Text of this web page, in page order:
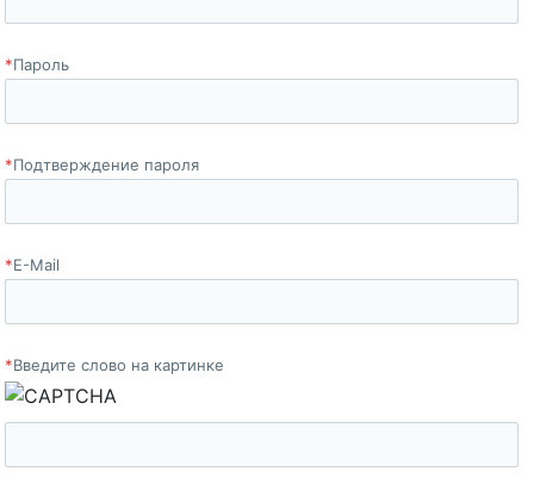
*Пароль
*Подтверждение пароля
*E-Mail
*Введите слово на картинке